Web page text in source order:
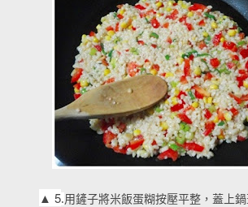
▲ 5.用鏟子將米飯蛋糊按壓平整，蓋上鍋